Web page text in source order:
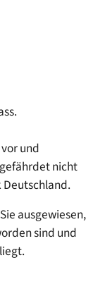
und
nicht
ausgewiesen,
sind und